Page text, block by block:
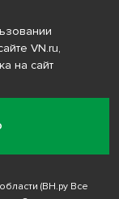
VN.ru,
на сайт
(ВН.ру Все